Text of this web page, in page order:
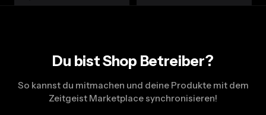
Du bist Shop Betreiber?
So kannst du mitmachen und deine Produkte mit dem
Zeitgeist Marketplace synchronisieren!